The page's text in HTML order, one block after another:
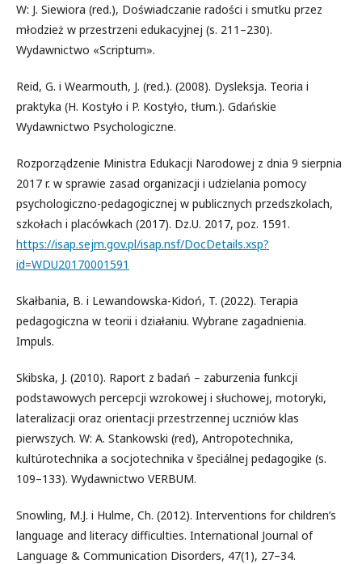
W: J. Siewiora (red.), Doświadczanie radości i smutku przez
młodzież w przestrzeni edukacyjnej (s. 211–230).
Wydawnictwo «Scriptum».
Reid, G. i Wearmouth, J. (red.). (2008). Dysleksja. Teoria i
praktyka (H. Kostyło i P. Kostyło, tłum.). Gdańskie
Wydawnictwo Psychologiczne.
Rozporządzenie Ministra Edukacji Narodowej z dnia 9 sierpnia
2017 r. w sprawie zasad organizacji i udzielania pomocy
psychologiczno-pedagogicznej w publicznych przedszkolach,
szkołach i placówkach (2017). Dz.U. 2017, poz. 1591.
https://isap.sejm.gov.pl/isap.nsf/DocDetails.xsp?
id=WDU20170001591
Skałbania, B. i Lewandowska-Kidoń, T. (2022). Terapia
pedagogiczna w teorii i działaniu. Wybrane zagadnienia.
Impuls.
Skibska, J. (2010). Raport z badań – zaburzenia funkcji
podstawowych percepcji wzrokowej i słuchowej, motoryki,
lateralizacji oraz orientacji przestrzennej uczniów klas
pierwszych. W: A. Stankowski (red), Antropotechnika,
kultúrotechnika a socjotechnika v špeciálnej pedagogike (s.
109–133). Wydawnictwo VERBUM.
Snowling, M.J. i Hulme, Ch. (2012). Interventions for children’s
language and literacy difficulties. International Journal of
Language & Communication Disorders, 47(1), 27–34.